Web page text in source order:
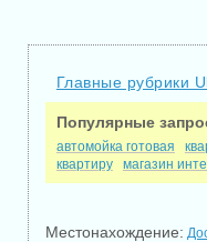
Главные рубрики
Популярные
автомойка готовая
квартиру
магазин
Местонахождение: